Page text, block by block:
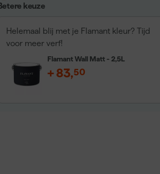
keuze
Helemaal blij met je Flamant kleur? Tijd
voor meer verf!
Flamant Wall Matt - 2,5L
+83,50